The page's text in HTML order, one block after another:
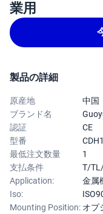
業用
製品の詳細
原産地
中国
ブランド名
認証
CE
型番
最低注文数量
1
支払条件
T/
Application:
金属
Iso:
Mounting Position: オプ